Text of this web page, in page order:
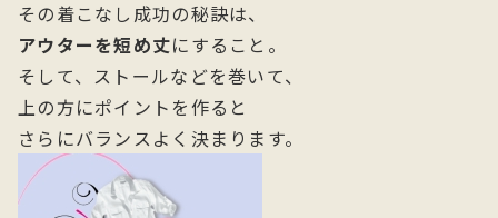
その着こなし成功の秘訣は、
アウターを短め丈にすること。
そして、ストールなどを巻いて、
上の方にポイントを作ると
さらにバランスよく決まります。